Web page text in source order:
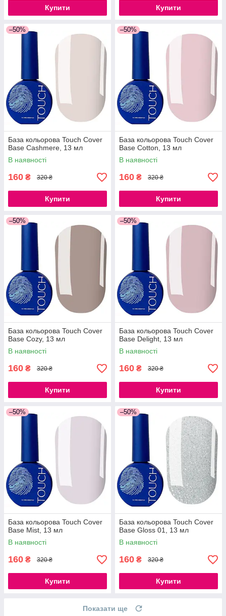
Купити Купити
–50%
База кольорова Touch Cover
Base Cashmere, 13 мл
В наявності
160 ₴ 320 ₴
Купити
–50%
База кольорова Touch Cover
Base Cotton, 13 мл
В наявності
160 ₴ 320 ₴
Купити
–50%
База кольорова Touch Cover
Base Cozy, 13 мл
В наявності
160 ₴ 320 ₴
Купити
–50%
База кольорова Touch Cover
Base Delight, 13 мл
В наявності
160 ₴ 320 ₴
Купити
–50%
База кольорова Touch Cover
Base Mist, 13 мл
В наявності
160 ₴ 320 ₴
Купити
–50%
База кольорова Touch Cover
Base Gloss 01, 13 мл
В наявності
160 ₴ 320 ₴
Купити
Показати ще